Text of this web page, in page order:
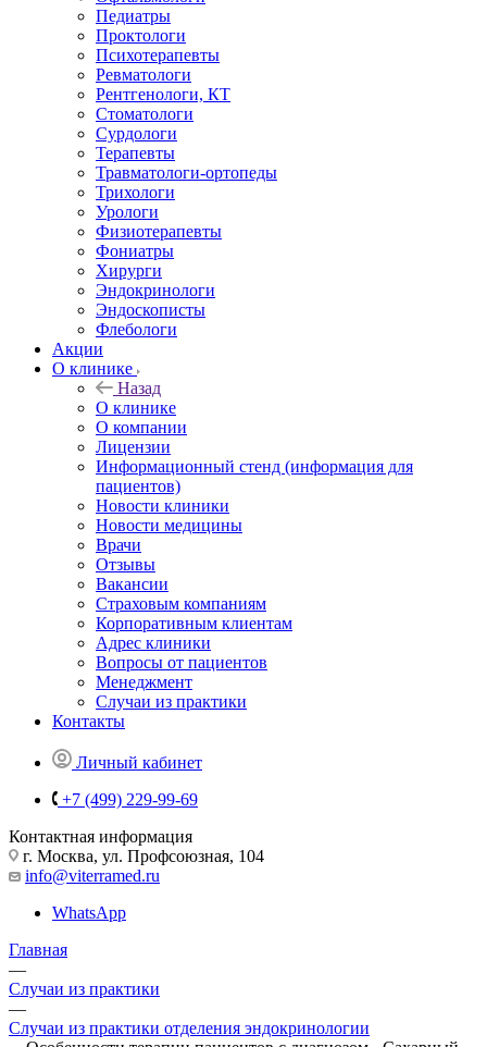
Педиатры
Проктологи
Психотерапевты
Ревматологи
Рентгенологи, КТ
Стоматологи
Сурдологи
Терапевты
Травматологи-ортопеды
Трихологи
Урологи
Физиотерапевты
Фониатры
Хирурги
Эндокринологи
Эндоскописты
Флебологи
Акции
О клинике
Назад
О клинике
О компании
Лицензии
Информационный стенд (информация для
пациентов)
Новости клиники
Новости медицины
Врачи
Отзывы
Вакансии
Страховым компаниям
Корпоративным клиентам
Адрес клиники
Вопросы от пациентов
Менеджмент
Случаи из практики
Контакты
Личный кабинет
+7 (499) 229-99-69
Контактная информация
г. Москва, ул. Профсоюзная, 104
info@viterramed.ru
WhatsApp
Главная
—
Случаи из практики
—
Случаи из практики отделения эндокринологии